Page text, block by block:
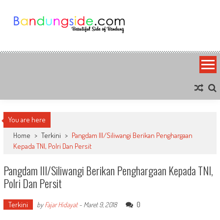
content
Bandung Side
You are here
Home > Terkini > Pangdam III/Siliwangi Berikan Penghargaan
Kepada TNI, Polri Dan Persit
Pangdam III/Siliwangi Berikan Penghargaan Kepada TNI,
Polri Dan Persit
Terkini byFajar Hidayat- Maret 9, 2018 0